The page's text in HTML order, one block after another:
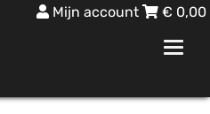
Mijn account € 0,00